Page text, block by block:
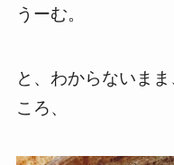
うーむ。
と、わからないま
ころ、